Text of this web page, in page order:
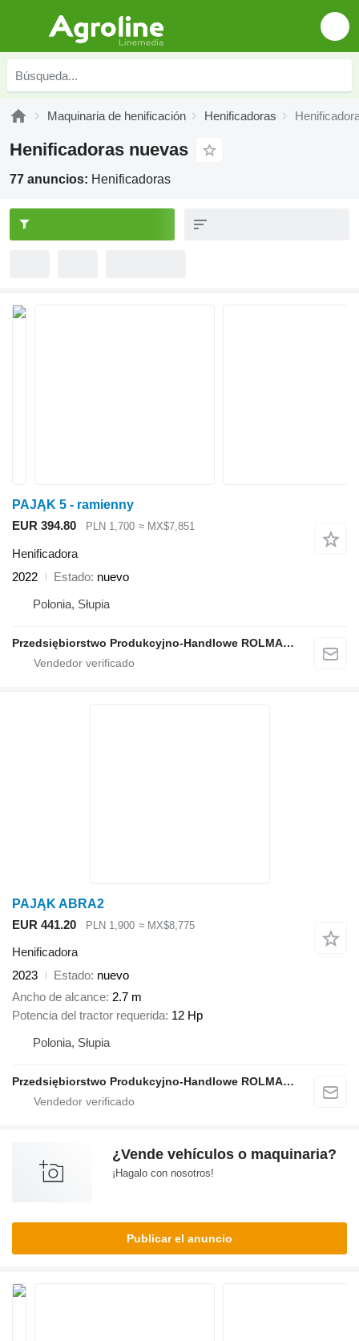
Maquinaria de henificación Henificadoras
Henificadoras nuevas
77 anuncios: Henificadoras
PAJĄK 5 - ramienny
EUR 394.80
PLN 1,700 ≈ MX$7,851
Henificadora
2022
Estado nuevo
Polonia, Słupia
Przedsiębiorstwo Produkcyjno-Handlowe ROLMAPOL Marcin Dziekan
PAJĄK ABRA2
EUR 441.20
PLN 1,900 ≈ MX$8,775
Henificadora
2023
Estado nuevo
Ancho de alcance 2.7 m
Potencia del tractor requerida 12 Hp
Polonia, Słupia
Przedsiębiorstwo Produkcyjno-Handlowe ROLMAPOL Marcin Dziekan
¿Vende vehículos o maquinaria?
¡Hagalo con nosotros!
Publicar el anuncio